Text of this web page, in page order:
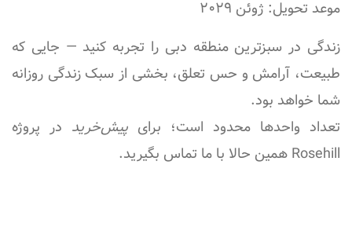
موعد تحویل: ژوئن ۲۰۲۹
زندگی در سبزترین منطقه دبی را تجربه کنید — جایی که
طبیعت، آرامش و حس تعلق، بخشی از سبک زندگی روزانه
شما خواهد بود.
تعداد واحدها محدود است؛ برای پیش‌خرید در پروژه
Rosehill همین حالا با ما تماس بگیرید.